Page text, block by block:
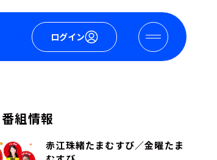
ログイン
組情報
赤江珠緒たまむすび／金曜たま